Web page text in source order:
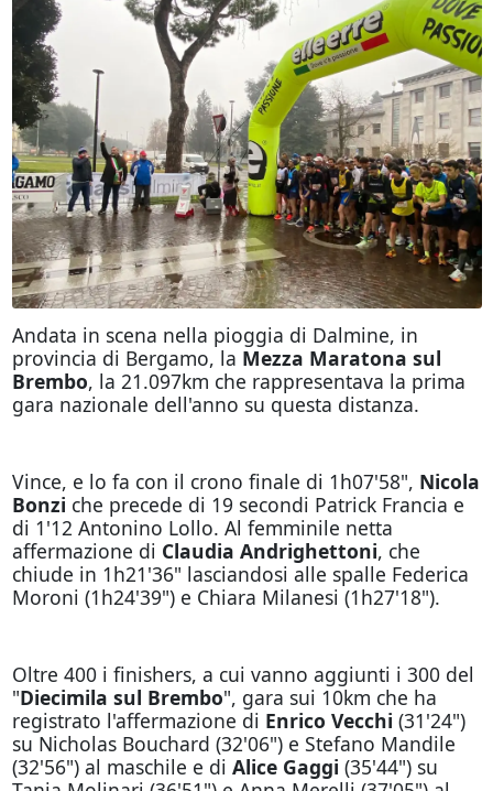
Andata in scena nella pioggia di Dalmine, in
provincia di Bergamo, la Mezza Maratona sul
Brembo, la 21.097km che rappresentava la prima
gara nazionale dell'anno su questa distanza.
Vince, e lo fa con il crono finale di 1h07'58", Nicola
Bonzi che precede di 19 secondi Patrick Francia e
di 1'12 Antonino Lollo. Al femminile netta
affermazione di Claudia Andrighettoni, che
chiude in 1h21'36" lasciandosi alle spalle Federica
Moroni (1h24'39") e Chiara Milanesi (1h27'18").
Oltre 400 i finishers, a cui vanno aggiunti i 300 del
"Diecimila sul Brembo", gara sui 10km che ha
registrato l'affermazione di Enrico Vecchi (31'24")
su Nicholas Bouchard (32'06") e Stefano Mandile
(32'56") al maschile e di Alice Gaggi (35'44") su